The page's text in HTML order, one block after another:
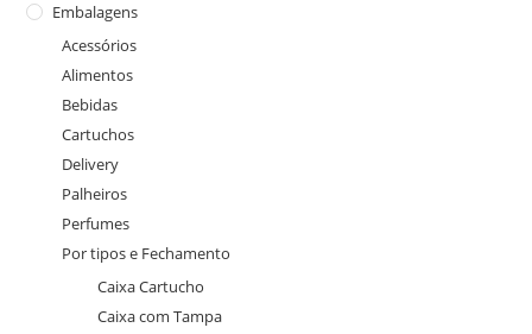
Embalagens
Acessórios
Alimentos
Bebidas
Cartuchos
Delivery
Palheiros
Perfumes
Por tipos e Fechamento
Caixa Cartucho
Caixa com Tampa